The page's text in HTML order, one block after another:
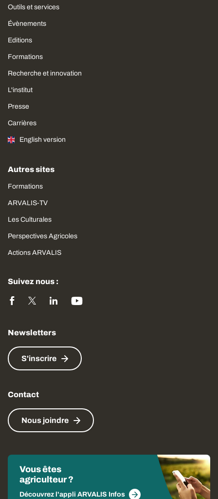
Outils et services
Évènements
Editions
Formations
Recherche et innovation
L'institut
Presse
Carrières
English version
Autres sites
Formations
ARVALIS-TV
Les Culturales
Perspectives Agricoles
Actions ARVALIS
Suivez nous :
Newsletters
S'inscrire
Contact
Nous joindre
Vous êtes
agriculteur ?
Découvrez l'appli ARVALIS Infos